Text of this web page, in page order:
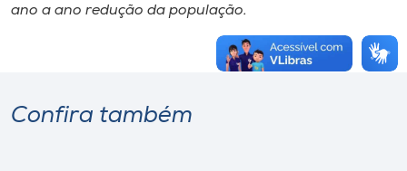
ano a ano redução da população.
Confira também